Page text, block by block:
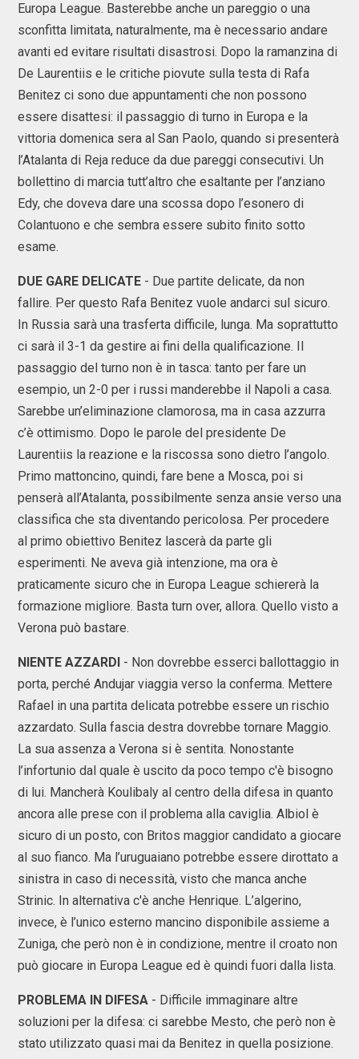
Europa League. Basterebbe anche un pareggio o una
sconfitta limitata, naturalmente, ma è necessario andare
avanti ed evitare risultati disastrosi. Dopo la ramanzina di
De Laurentiis e le critiche piovute sulla testa di Rafa
Benitez ci sono due appuntamenti che non possono
essere disattesi: il passaggio di turno in Europa e la
vittoria domenica sera al San Paolo, quando si presenterà
l’Atalanta di Reja reduce da due pareggi consecutivi. Un
bollettino di marcia tutt’altro che esaltante per l’anziano
Edy, che doveva dare una scossa dopo l’esonero di
Colantuono e che sembra essere subito finito sotto
esame.
DUE GARE DELICATE - Due partite delicate, da non
fallire. Per questo Rafa Benitez vuole andarci sul sicuro.
In Russia sarà una trasferta difficile, lunga. Ma soprattutto
ci sarà il 3-1 da gestire ai fini della qualificazione. Il
passaggio del turno non è in tasca: tanto per fare un
esempio, un 2-0 per i russi manderebbe il Napoli a casa.
Sarebbe un’eliminazione clamorosa, ma in casa azzurra
c’è ottimismo. Dopo le parole del presidente De
Laurentiis la reazione e la riscossa sono dietro l’angolo.
Primo mattoncino, quindi, fare bene a Mosca, poi si
penserà all’Atalanta, possibilmente senza ansie verso una
classifica che sta diventando pericolosa. Per procedere
al primo obiettivo Benitez lascerà da parte gli
esperimenti. Ne aveva già intenzione, ma ora è
praticamente sicuro che in Europa League schiererà la
formazione migliore. Basta turn over, allora. Quello visto a
Verona può bastare.
NIENTE AZZARDI - Non dovrebbe esserci ballottaggio in
porta, perché Andujar viaggia verso la conferma. Mettere
Rafael in una partita delicata potrebbe essere un rischio
azzardato. Sulla fascia destra dovrebbe tornare Maggio.
La sua assenza a Verona si è sentita. Nonostante
l’infortunio dal quale è uscito da poco tempo c'è bisogno
di lui. Mancherà Koulibaly al centro della difesa in quanto
ancora alle prese con il problema alla caviglia. Albiol è
sicuro di un posto, con Britos maggior candidato a giocare
al suo fianco. Ma l’uruguaiano potrebbe essere dirottato a
sinistra in caso di necessità, visto che manca anche
Strinic. In alternativa c'è anche Henrique. L’algerino,
invece, è l’unico esterno mancino disponibile assieme a
Zuniga, che però non è in condizione, mentre il croato non
può giocare in Europa League ed è quindi fuori dalla lista.
PROBLEMA IN DIFESA - Difficile immaginare altre
soluzioni per la difesa: ci sarebbe Mesto, che però non è
stato utilizzato quasi mai da Benitez in quella posizione.